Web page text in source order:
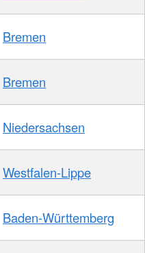
Bremen
Bremen
Niedersachsen
Westfalen-Lippe
Baden-Württemberg